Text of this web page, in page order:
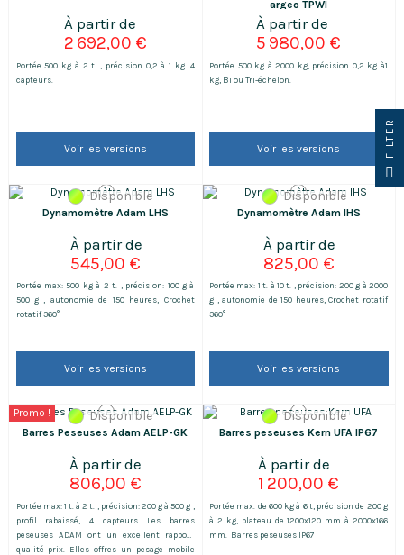
2 692,00 €
Portée 500 kg à 2 t. , précision 0,2 à 1 kg. 4
capteurs.
Voir les versions
argeo TPWI
5 980,00 €
Portée 500 kg à 2000 kg, précision 0,2 kg à1
kg, Bi ou Tri-échelon.
Voir les versions
Dynamomètre Adam LHS
Disponible
545,00 €
Portée max: 500 kg à 2 t. , précision: 100 g à
500 g , autonomie de 150 heures, Crochet
rotatif 360°
Voir les versions
Dynamomètre Adam IHS
Disponible
825,00 €
Portée max: 1 t. à 10 t. , précision: 200 g à 2000
g , autonomie de 150 heures, Crochet rotatif
360°
Voir les versions
Promo !
Barres Peseuses Adam AELP-GK
Disponible
806,00 €
Portée max: 1 t. à 2 t. , précision: 200 g à 500 g ,
profil rabaissé, 4 capteurs Les barres
peseuses ADAM ont un excellent rapport
qualité prix. Elles offres un pesage mobile
Barres peseuses Kern UFA IP67
Disponible
1 200,00 €
Portée max. de 600 kg à 6 t, précision de 200 g
à 2 kg, plateau de 1200x120 mm à 2000x166
mm. Barres peseuses IP67
R